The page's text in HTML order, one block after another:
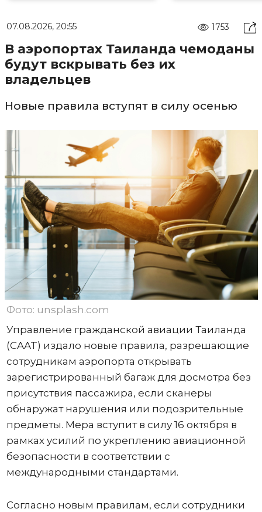
07.08.2026, 20:55 1753
В аэропортах Таиланда чемоданы
будут вскрывать без их
владельцев
Новые правила вступят в силу осенью
Фото: unsplash.com
Управление гражданской авиации Таиланда
(CAAT) издало новые правила, разрешающие
сотрудникам аэропорта открывать
зарегистрированный багаж для досмотра без
присутствия пассажира, если сканеры
обнаружат нарушения или подозрительные
предметы. Мера вступит в силу 16 октября в
рамках усилий по укреплению авиационной
безопасности в соответствии с
международными стандартами.
Согласно новым правилам, если сотрудники